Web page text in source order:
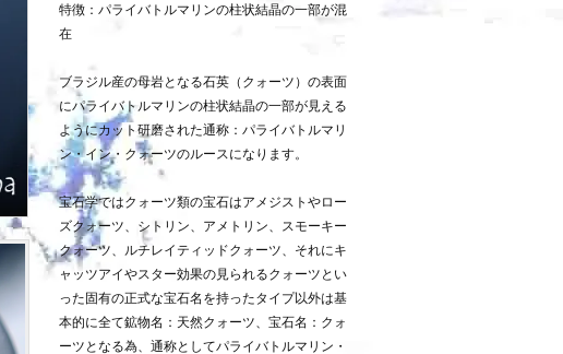
特徴：パライバトルマリンの柱状結晶の一部が混
在
ブラジル産の母岩となる石英（クォーツ）の表面
にパライバトルマリンの柱状結晶の一部が見える
ようにカット研磨された通称：パライバトルマリ
ン・イン・クォーツのルースになります。
宝石学ではクォーツ類の宝石はアメジストやロー
ズクォーツ、シトリン、アメトリン、スモーキー
クォーツ、ルチレイティッドクォーツ、それにキ
ャッツアイやスター効果の見られるクォーツとい
った固有の正式な宝石名を持ったタイプ以外は基
本的に全て鉱物名：天然クォーツ、宝石名：クォ
ーツとなる為、通称としてパライバトルマリン・